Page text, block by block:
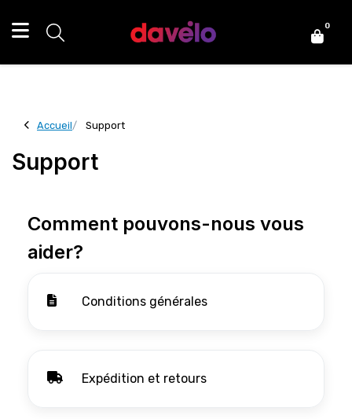
0
Accueil Support
Support
Comment pouvons-nous vous
aider?
Conditions générales
Expédition et retours